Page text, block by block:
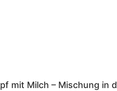
mit Milch – Mischung in